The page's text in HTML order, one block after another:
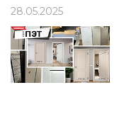
28.05.2025